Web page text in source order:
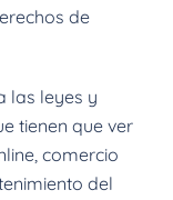
de
las leyes y
tienen que ver
comercio
del